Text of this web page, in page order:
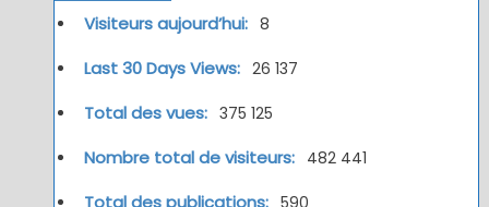
Visiteurs aujourd’hui: 8
Last 30 Days Views: 26 137
Total des vues: 375 125
Nombre total de visiteurs: 482 441
Total des publications: 590